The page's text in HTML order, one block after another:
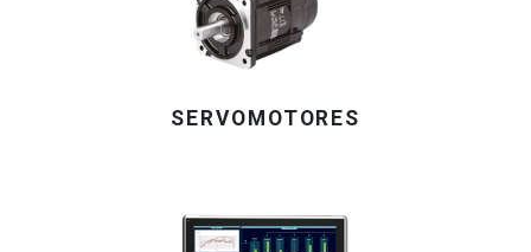
SERVOMOTORES